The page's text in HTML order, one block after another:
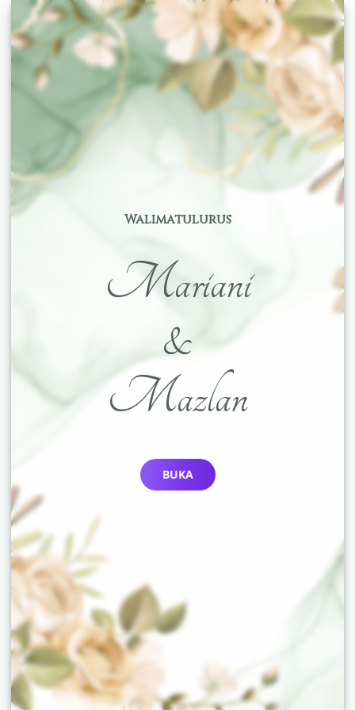
Walimatulurus
Mariani
&
Mazlan
BUKA